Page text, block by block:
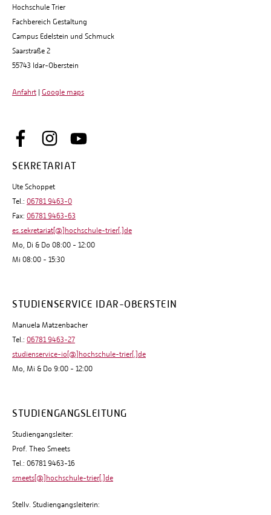
Hochschule Trier
Fachbereich Gestaltung
Campus Edelstein und Schmuck
Saarstraße 2
55743 Idar-Oberstein
Anfahrt | Google maps
SEKRETARIAT
Ute Schoppet
Tel.: 06781 9463-0
Fax: 06781 9463-63
es.sekretariat[@]hochschule-trier[.]de
Mo, Di & Do 08:00 - 12:00
Mi 08:00 - 15:30
STUDIENSERVICE IDAR-OBERSTEIN
Manuela Matzenbacher
Tel.: 06781 9463-27
studienservice-io[@]hochschule-trier[.]de
Mo, Mi & Do 9:00 - 12:00
STUDIENGANGSLEITUNG
Studiengangsleiter:
Prof. Theo Smeets
Tel.: 06781 9463-16
smeets[@]hochschule-trier[.]de
Stellv. Studiengangsleiterin: